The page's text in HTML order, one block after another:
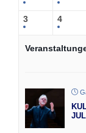
3 4
JULI